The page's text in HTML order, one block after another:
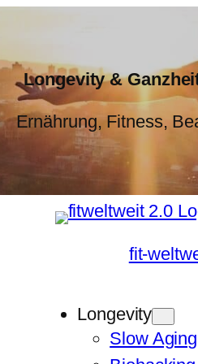
Longevity &
Ernährung, Fitness,
fit-
Longevity
Slow Aging